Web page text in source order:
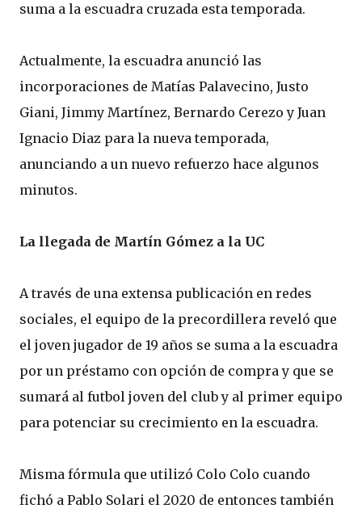
suma a la escuadra cruzada esta temporada.
Actualmente, la escuadra anunció las
incorporaciones de Matías Palavecino, Justo
Giani, Jimmy Martínez, Bernardo Cerezo y Juan
Ignacio Diaz para la nueva temporada,
anunciando a un nuevo refuerzo hace algunos
minutos.
La llegada de Martín Gómez a la UC
A través de una extensa publicación en redes
sociales, el equipo de la precordillera reveló que
el joven jugador de 19 años se suma a la escuadra
por un préstamo con opción de compra y que se
sumará al futbol joven del club y al primer equipo
para potenciar su crecimiento en la escuadra.
Misma fórmula que utilizó Colo Colo cuando
fichó a Pablo Solari el 2020 de entonces también